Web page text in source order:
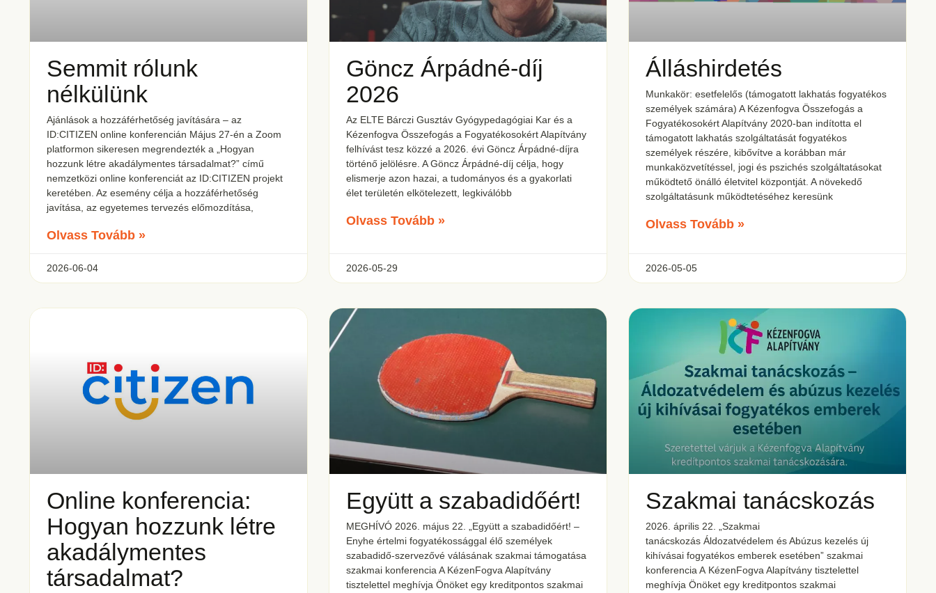
Semmit rólunk
nélkülünk
Ajánlások a hozzáférhetőség javítására – az
ID:CITIZEN online konferencián Május 27-én a Zoom
platformon sikeresen megrendezték a „Hogyan
hozzunk létre akadálymentes társadalmat?” című
nemzetközi online konferenciát az ID:CITIZEN projekt
keretében. Az esemény célja a hozzáférhetőség
javítása, az egyetemes tervezés előmozdítása,
Olvass Tovább »
2026-06-04
Göncz Árpádné-díj
2026
Az ELTE Bárczi Gusztáv Gyógypedagógiai Kar és a
Kézenfogva Összefogás a Fogyatékosokért Alapítvány
felhívást tesz közzé a 2026. évi Göncz Árpádné-díjra
történő jelölésre. A Göncz Árpádné-díj célja, hogy
elismerje azon hazai, a tudományos és a gyakorlati
élet területén elkötelezett, legkiválóbb
Olvass Tovább »
2026-05-29
Álláshirdetés
Munkakör: esetfelelős (támogatott lakhatás fogyatékos
személyek számára) A Kézenfogva Összefogás a
Fogyatékosokért Alapítvány 2020-ban indította el
támogatott lakhatás szolgáltatását fogyatékos
személyek részére, kibővítve a korábban már
munkaközvetítéssel, jogi és pszichés szolgáltatásokat
működtető önálló életvitel központját. A növekedő
szolgáltatásunk működtetéséhez keresünk
Olvass Tovább »
2026-05-05
Online konferencia:
Hogyan hozzunk létre
akadálymentes
társadalmat?
Együtt a szabadidőért!
MEGHÍVÓ 2026. május 22. „Együtt a szabadidőért! –
Enyhe értelmi fogyatékossággal élő személyek
szabadidő-szervezővé válásának szakmai támogatása
szakmai konferencia A KézenFogva Alapítvány
tisztelettel meghívja Önöket egy kreditpontos szakmai
Szakmai tanácskozás
2026. április 22. „Szakmai
tanácskozás Áldozatvédelem és Abúzus kezelés új
kihívásai fogyatékos emberek esetében” szakmai
konferencia A KézenFogva Alapítvány tisztelettel
meghívja Önöket egy kreditpontos szakmai